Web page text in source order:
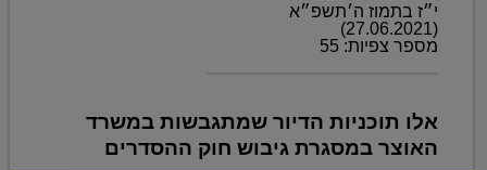
י״ז בתמוז ה׳תשפ״א
(27.06.2021)
מספר צפיות: 55
אלו תוכניות הדיור שמתגבשות במשרד
האוצר במסגרת גיבוש חוק ההסדרים